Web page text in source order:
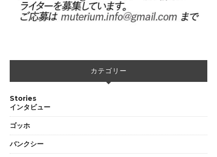
カテゴリー
Stories
インタビュー
ゴッホ
バンクシー